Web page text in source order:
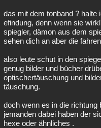
das mit dem tonband ? halte
efindung, denn wenn sie
spiegler, dämon aus dem
sehen dich an aber die
also leute schut in den
genug bilder und bücher
optischertäuschung und
täuschung.
doch wenn es in die richtung
jemanden dabei haben der
hexe oder ähnliches .